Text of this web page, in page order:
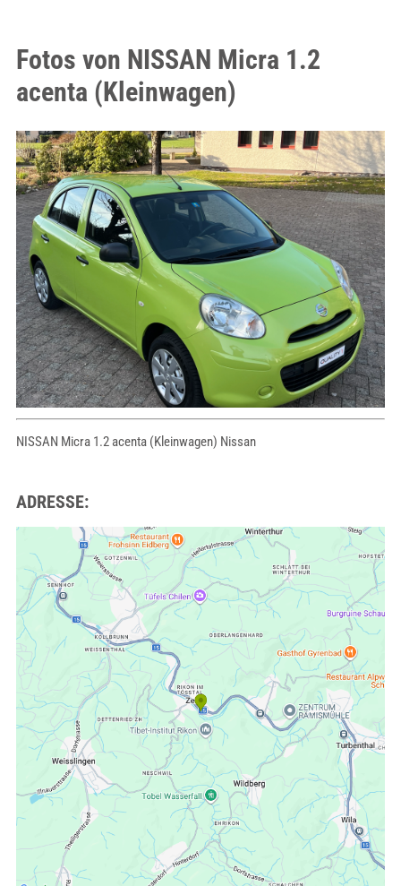
Fotos von NISSAN Micra 1.2
acenta (Kleinwagen)
NISSAN Micra 1.2 acenta (Kleinwagen) Nissan
ADRESSE: